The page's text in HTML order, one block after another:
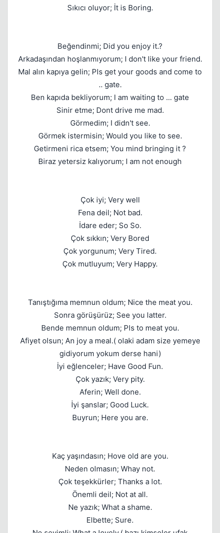
Sıkıcı oluyor; İt is Boring.
Beğendinmi; Did you enjoy it.?
Arkadaşından hoşlanmıyorum; I don't like your friend.
Mal alın kapıya gelin; Pls get your goods and come to
.. gate.
Ben kapıda bekliyorum; I am waiting to ... gate
Sinir etme; Dont drive me mad.
Görmedim; I didn't see.
Görmek istermisin; Would you like to see.
Getirmeni rica etsem; You mind bringing it ?
Biraz yetersiz kalıyorum; I am not enough
Çok iyi; Very well
Fena deil; Not bad.
İdare eder; So So.
Çok sıkkın; Very Bored
Çok yorgunum; Very Tired.
Çok mutluyum; Very Happy.
Tanıştığıma memnun oldum; Nice the meat you.
Sonra görüşürüz; See you latter.
Bende memnun oldum; Pls to meat you.
Afiyet olsun; An joy a meal.( olaki adam size yemeye
gidiyorum yokum derse hani)
İyi eğlenceler; Have Good Fun.
Çok yazık; Very pity.
Aferin; Well done.
İyi şanslar; Good Luck.
Buyrun; Here you are.
Kaç yaşındasın; Hove old are you.
Neden olmasın; Whay not.
Çok teşekkürler; Thanks a lot.
Önemli deil; Not at all.
Ne yazık; What a shame.
Elbette; Sure.